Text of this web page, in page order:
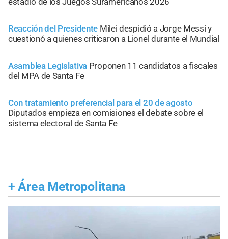
Reacción del Presidente Milei despidió a Jorge Messi y
cuestionó a quienes criticaron a Lionel durante el Mundial
Asamblea Legislativa Proponen 11 candidatos a fiscales
del MPA de Santa Fe
Con tratamiento preferencial para el 20 de agosto
Diputados empieza en comisiones el debate sobre el
sistema electoral de Santa Fe
+ Área Metropolitana